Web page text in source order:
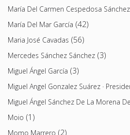
María Del Carmen Cespedosa Sánchez
María Del Mar García (42)
Maria José Cavadas (56)
Mercedes Sánchez Sánchez (3)
Miguel Ángel García (3)
Miguel Angel Gonzalez Suárez ·
Miguel Ángel Sánchez De La Morena
Moio (1)
Momo Marrero (2)